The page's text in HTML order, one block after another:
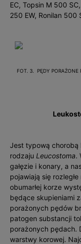
EC, Topsin M 500
250 EW, Ronilan 500
FOT. 3. PĘDY PORAŻONE
Jest typową
rodzaju Leucostoma.
gałęzie i konary, a
pojawiają się
obumarłej korze
będące skupieniami
porażonych pędów
patogen substancji
porażonych pędach.
warstwy korowej.